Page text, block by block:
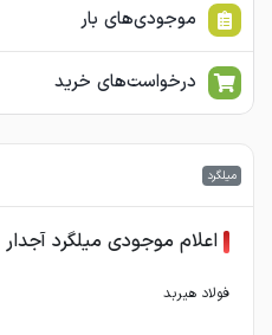
موجودی‌های بار
درخواست‌های خرید
میلگرد
اعلام موجودی میلگرد آجدار
فولاد هیربد